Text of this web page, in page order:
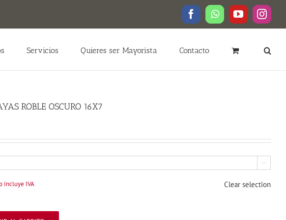
FacebookWhatsAppYouTube
Servicios Quieres ser Mayorista Contacto
ROBLE OSCURO 16X7

Incluye IVA Clear selection